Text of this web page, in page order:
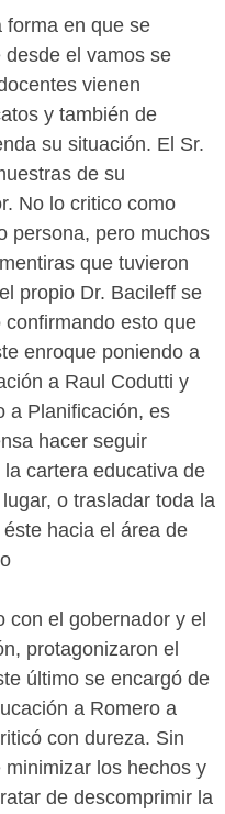
forma en que se
el vamos se
vienen
y también de
su situación. El Sr.
de su
No lo critico como
persona, pero muchos
que tuvieron
propio Dr. Bacileff se
esto que
enroque poniendo a
a Raul Codutti y
a Planificación, es
hacer seguir
cartera educativa de
o trasladar toda la
hacia el área de
con el gobernador y el
protagonizaron el
último se encargó de
a Romero a
con dureza. Sin
los hechos y
de descomprimir la